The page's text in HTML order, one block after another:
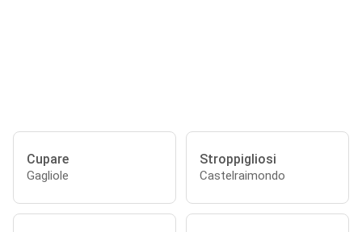
Cupare
Gagliole
Stroppigliosi
Castelraimondo